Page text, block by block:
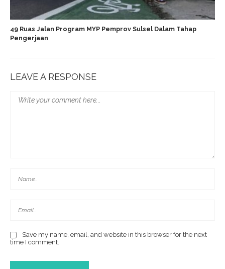
49 Ruas Jalan Program MYP Pemprov Sulsel Dalam Tahap
Pengerjaan
LEAVE A RESPONSE
Save my name, email, and website in this browser for the next
time I comment.